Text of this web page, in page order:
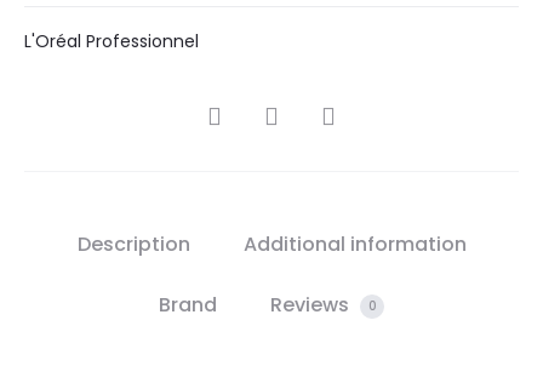
L'Oréal Professionnel
SHARE
Description Additional information
Brand Reviews 0